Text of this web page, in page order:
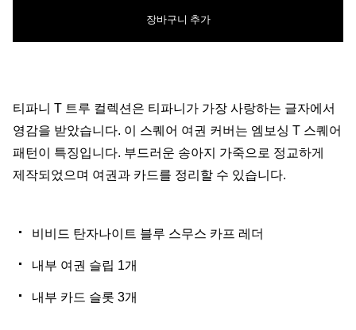
장바구니 추가
티파니 T 트루 컬렉션은 티파니가 가장 사랑하는 글자에서
영감을 받았습니다. 이 스퀘어 여권 커버는 엠보싱 T 스퀘어
패턴이 특징입니다. 부드러운 송아지 가죽으로 정교하게
제작되었으며 여권과 카드를 정리할 수 있습니다.
비비드 탄자나이트 블루 스무스 카프 레더
내부 여권 슬립 1개
내부 카드 슬롯 3개